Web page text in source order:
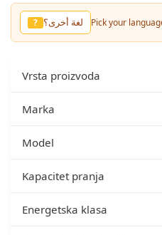
? لغة أخرى؟ Pick your
Vrsta proizvoda
Marka
Model
Kapacitet pranja
Energetska klasa